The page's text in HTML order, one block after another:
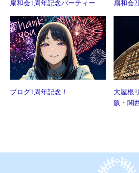
扇和会1周年記念パーティー 扇和会
ブログ1周年記念！
大屋根
阪・関